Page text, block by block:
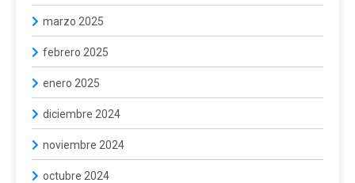
marzo 2025
febrero 2025
enero 2025
diciembre 2024
noviembre 2024
octubre 2024